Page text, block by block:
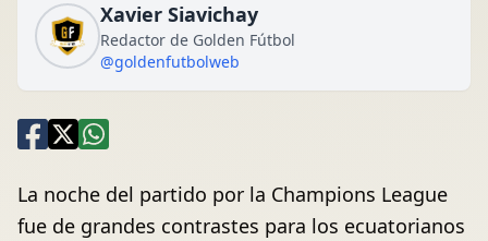
Xavier Siavichay
Redactor de Golden Fútbol
@goldenfutbolweb
La noche del partido por la Champions League
fue de grandes contrastes para los ecuatorianos